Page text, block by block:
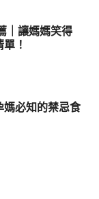
｜讓媽媽笑得
！
媽必知的禁忌食